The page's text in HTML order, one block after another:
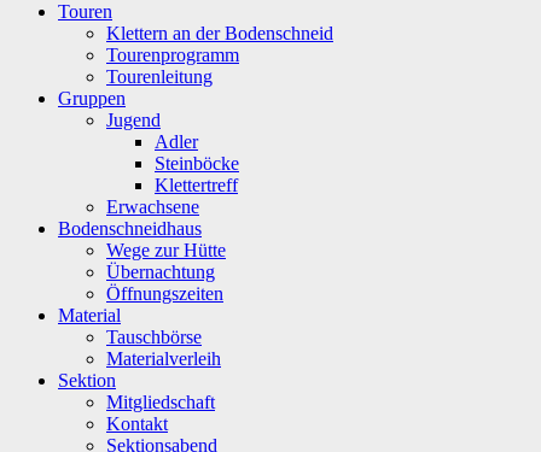
Touren
Klettern an der Bodenschneid
Tourenprogramm
Tourenleitung
Gruppen
Jugend
Adler
Steinböcke
Klettertreff
Erwachsene
Bodenschneidhaus
Wege zur Hütte
Übernachtung
Öffnungszeiten
Material
Tauschbörse
Materialverleih
Sektion
Mitgliedschaft
Kontakt
Sektionsabend